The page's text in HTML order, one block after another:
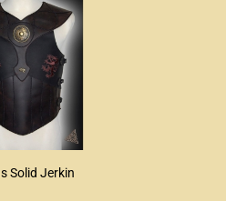
Solid Jerkin